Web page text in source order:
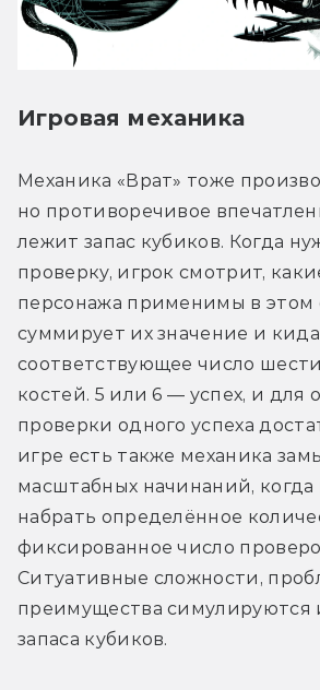
Игровая механика
Механика «Врат» тоже
но противоречивое
лежит запас кубиков. Когда
проверку, игрок смотрит,
персонажа применимы в этом
суммирует их значение и
соответствующее число
костей. 5 или 6 — успех, и для
проверки одного успеха
игре есть также механика
масштабных начинаний,
набрать определённое
фиксированное число
Ситуативные сложности,
преимущества симулируются
запаса кубиков.